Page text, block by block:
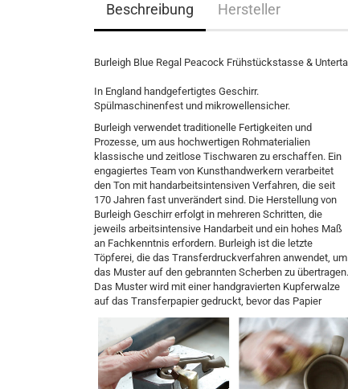
Beschreibung Hersteller
Burleigh Blue Regal Peacock Frühstückstasse &
In England handgefertigtes Geschirr.
Spülmaschinenfest und mikrowellensicher.
Burleigh verwendet traditionelle Fertigkeiten und
Prozesse, um aus hochwertigen Rohmaterialien
klassische und zeitlose Tischwaren zu erschaffen. Ein
engagiertes Team von Kunsthandwerkern verarbeitet
den Ton mit handarbeitsintensiven Verfahren, die seit
170 Jahren fast unverändert sind. Die Herstellung von
Burleigh Geschirr erfolgt in mehreren Schritten, die
jeweils arbeitsintensive Handarbeit und ein hohes Maß
an Fachkenntnis erfordern. Burleigh ist die letzte
Töpferei, die das Transferdruckverfahren anwendet, um
das Muster auf den gebrannten Scherben zu übertragen.
Das Muster wird mit einer handgravierten Kupferwalze
auf das Transferpapier gedruckt, bevor das Papier